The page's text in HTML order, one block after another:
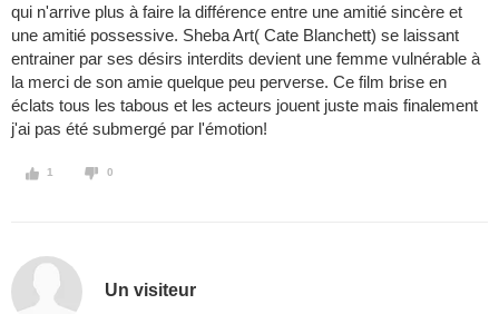
qui n'arrive plus à faire la différence entre une amitié sincère et
une amitié possessive. Sheba Art( Cate Blanchett) se laissant
entrainer par ses désirs interdits devient une femme vulnérable à
la merci de son amie quelque peu perverse. Ce film brise en
éclats tous les tabous et les acteurs jouent juste mais finalement
j'ai pas été submergé par l'émotion!
1 0
Un visiteur